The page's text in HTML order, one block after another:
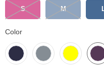
h
e
S M
Color